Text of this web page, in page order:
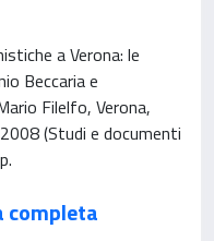
a Verona: le
Beccaria e
Filelfo, Verona,
(Studi e documenti
completa